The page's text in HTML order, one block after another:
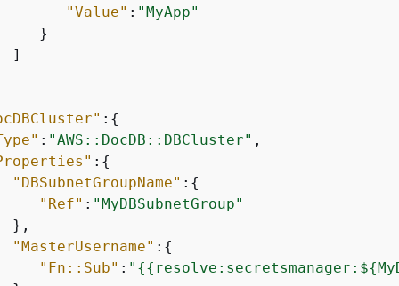
"Value" : "MyApp"
}
]
: {
: "AWS::DocDB::DBCluster" ,
: {
"DBSubnetGroupName" : {
"Ref" : "MyDBSubnetGroup"
},
"MasterUsername" : {
"Fn::Sub" : " {{ resolve:secretsmanager:${